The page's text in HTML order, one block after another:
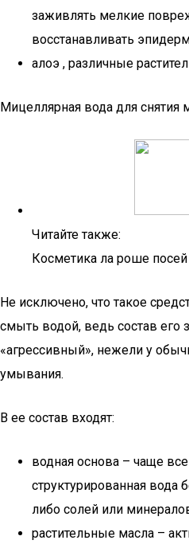
заживлять мелкие
восстанавливать
алоэ , различные
Мицеллярная вода для снятия
Читайте также:
Косметика ла роше
Не исключено, что такое
смыть водой, ведь состав его
«агрессивный», нежели у
умывания.
В ее состав входят:
водная основа – чаще
структурированная вода
либо солей или
растительные масла –